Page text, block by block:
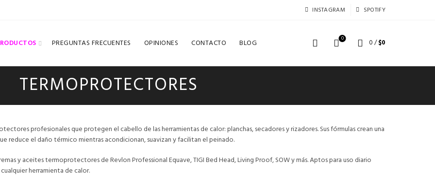
INSTAGRAM SPOTIFY
PREGUNTAS FRECUENTES OPINIONES CONTACTO BLOG 0 0/$0
TERMOPROTECTORES
profesionales que protegen el cabello de las herramientas de calor: planchas, secadores y rizadores. Sus fórmulas crean una
reduce el daño térmico mientras acondicionan, suavizan y facilitan el peinado.
y aceites termoprotectores de Revlon Professional Equave, TIGI Bed Head, Living Proof, SOW y más. Aptos para uso diario
herramienta de calor.